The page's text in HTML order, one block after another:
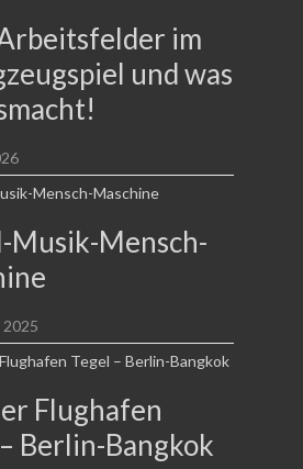
im
und was
Musik-Mensch-
Flughafen
Berlin-Bangkok